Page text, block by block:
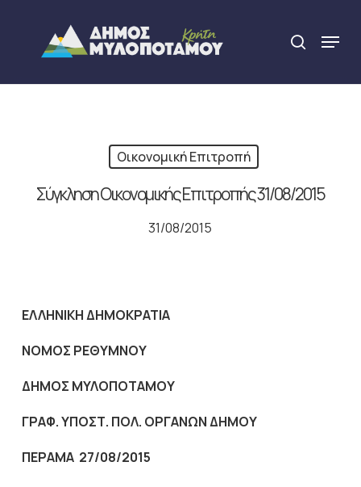
content
search
Menu
Οικονομική Επιτροπή
Σύγκληση Οικονομικής Επιτροπής 31/08/2015
31/08/2015
ΕΛΛΗΝΙΚΗ ΔΗΜΟΚΡΑΤΙΑ
NOMOΣ ΡΕΘΥΜΝΟΥ
ΔΗΜΟΣ ΜΥΛΟΠΟΤΑΜΟΥ
ΓΡΑΦ. ΥΠΟΣΤ. ΠΟΛ. ΟΡΓΑΝΩΝ ΔΗΜΟΥ
ΠΕΡΑΜΑ 27/08/2015
Close